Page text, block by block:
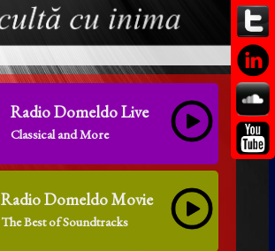
Radio Domeldo Live
Classical and More
Radio Domeldo Movie
The Best of Soundtracks